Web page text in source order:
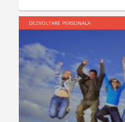
DEZVOLTARE PERSONALA